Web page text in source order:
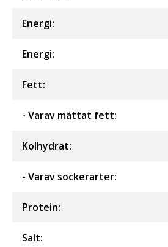
Energi:
Energi:
Fett:
- Varav mättat fett:
Kolhydrat:
- Varav sockerarter:
Protein:
Salt: